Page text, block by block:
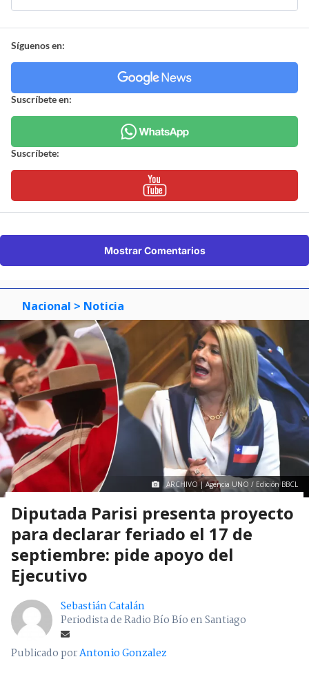
Síguenos en:
Suscríbete en:
Suscríbete:
Mostrar Comentarios
Nacional > Noticia
ARCHIVO | Agencia UNO / Edición BBCL
Diputada Parisi presenta proyecto
para declarar feriado el 17 de
septiembre: pide apoyo del
Ejecutivo
Sebastián Catalán
Periodista de Radio Bío Bío en Santiago
Publicado porAntonio Gonzalez